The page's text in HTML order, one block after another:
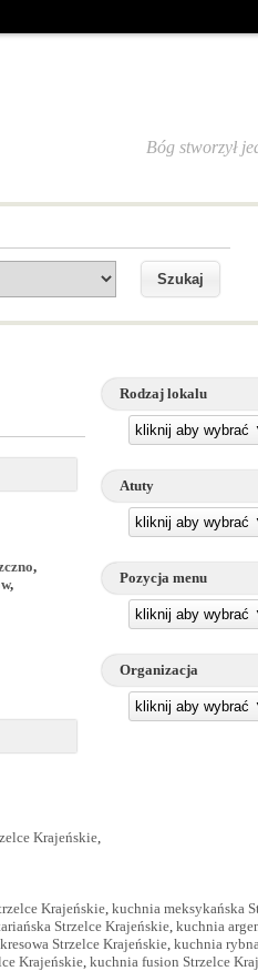
Bóg stworzył
Rodzaj lokalu
kliknij aby wybrać
Atuty
kliknij aby wybrać
Pozycja menu
kliknij aby wybrać
Organizacja
kliknij aby wybrać
,
,
Krajeńskie,
Krajeńskie, kuchnia meksykańska
Strzelce Krajeńskie, kuchnia
Strzelce Krajeńskie, kuchnia
Krajeńskie, kuchnia fusion Strzelce